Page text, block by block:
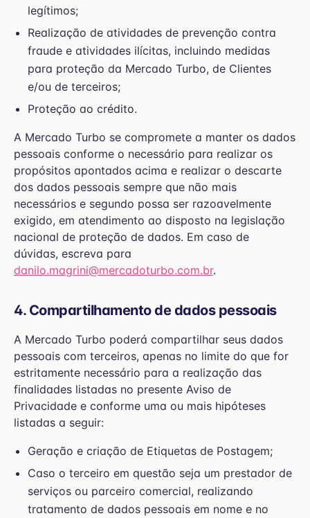
legítimos;
Realização de atividades de prevenção contra
fraude e atividades ilícitas, incluindo medidas
para proteção da Mercado Turbo, de Clientes
e/ou de terceiros;
Proteção ao crédito.
A Mercado Turbo se compromete a manter os dados
pessoais conforme o necessário para realizar os
propósitos apontados acima e realizar o descarte
dos dados pessoais sempre que não mais
necessários e segundo possa ser razoavelmente
exigido, em atendimento ao disposto na legislação
nacional de proteção de dados. Em caso de
dúvidas, escreva para
danilo.magrini@mercadoturbo.com.br.
4. Compartilhamento de dados pessoais
A Mercado Turbo poderá compartilhar seus dados
pessoais com terceiros, apenas no limite do que for
estritamente necessário para a realização das
finalidades listadas no presente Aviso de
Privacidade e conforme uma ou mais hipóteses
listadas a seguir:
Geração e criação de Etiquetas de Postagem;
Caso o terceiro em questão seja um prestador de
serviços ou parceiro comercial, realizando
tratamento de dados pessoais em nome e no